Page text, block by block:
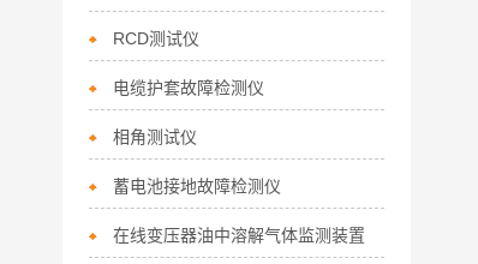
RCD测试仪
电缆护套故障检测仪
相角测试仪
蓄电池接地故障检测仪
在线变压器油中溶解气体监测装置